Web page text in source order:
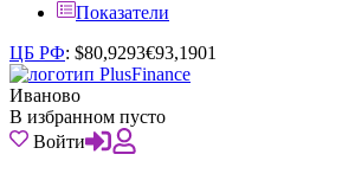
Показатели
ЦБ РФ: $80,9293€93,1901
Иваново
В избранном пусто
Войти